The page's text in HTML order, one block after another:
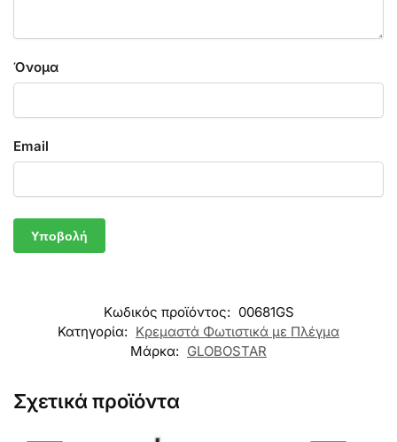
Όνομα
Email
Κωδικός προϊόντος: 00681GS
Κατηγορία: Κρεμαστά Φωτιστικά με Πλέγμα
Μάρκα: GLOBOSTAR
Σχετικά προϊόντα